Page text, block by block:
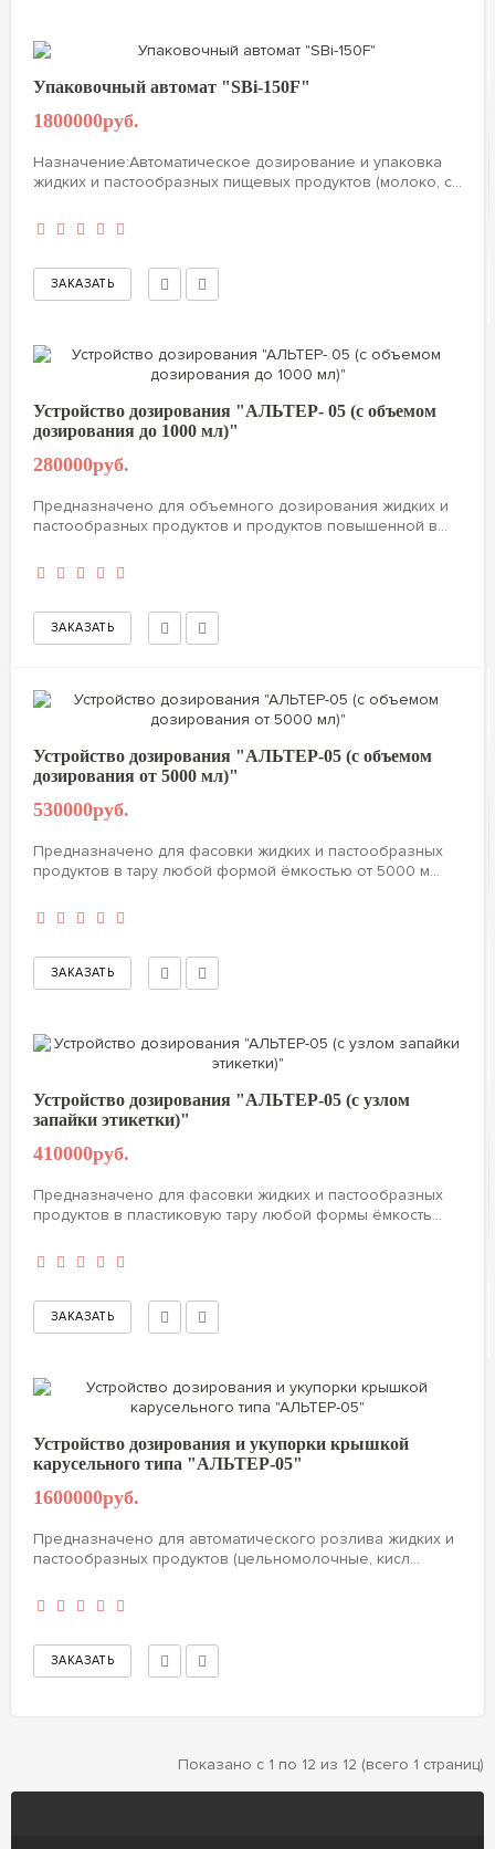
Упаковочный автомат "SBi-150F"
1800000руб.
Назначение:Автоматическое дозирование и упаковка
жидких и пастообразных пищевых продуктов (молоко, с...
Устройство дозирования "АЛЬТЕР- 05 (с объемом
дозирования до 1000 мл)"
280000руб.
Предназначено для объемного дозирования жидких и
пастообразных продуктов и продуктов повышенной в...
Устройство дозирования "АЛЬТЕР-05 (с объемом
дозирования от 5000 мл)"
530000руб.
Предназначено для фасовки жидких и пастообразных
продуктов в тару любой формой ёмкостью от 5000 м...
Устройство дозирования "АЛЬТЕР-05 (с узлом
запайки этикетки)"
410000руб.
Предназначено для фасовки жидких и пастообразных
продуктов в пластиковую тару любой формы ёмкость...
Устройство дозирования и укупорки крышкой
карусельного типа "АЛЬТЕР-05"
1600000руб.
Предназначено для автоматического розлива жидких и
пастообразных продуктов (цельномолочные, кисл...
Показано с 1 по 12 из 12 (всего 1 страниц)